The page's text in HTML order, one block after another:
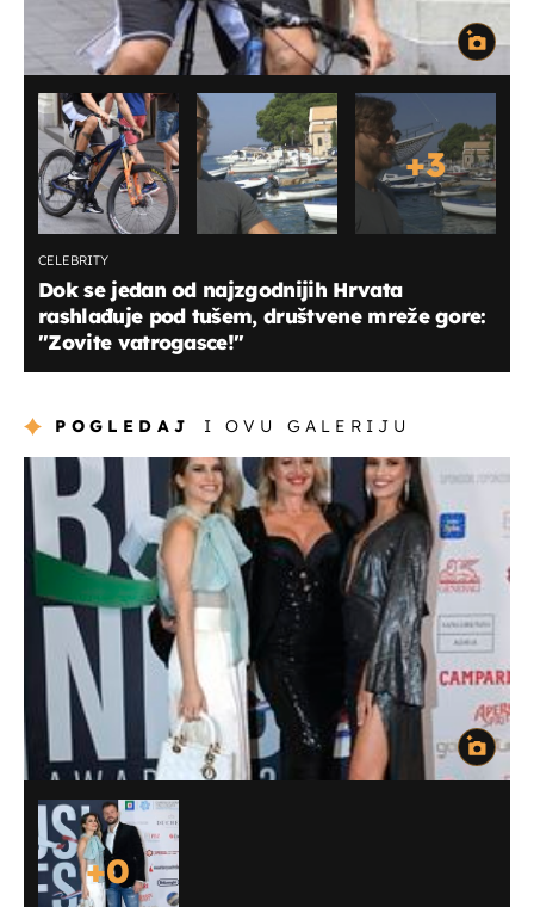
+3
CELEBRITY
Dok se jedan od najzgodnijih Hrvata
rashlađuje pod tušem, društvene mreže gore:
"Zovite vatrogasce!"
POGLEDAJ I OVU GALERIJU
+0